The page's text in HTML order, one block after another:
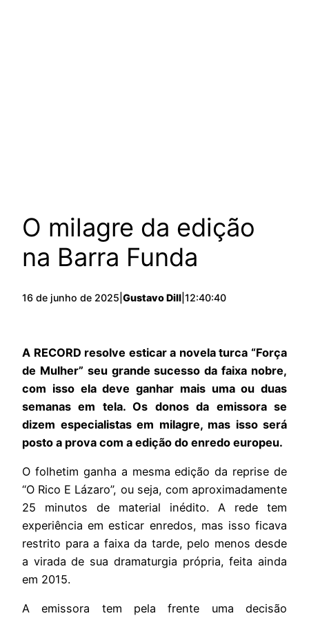
O milagre da edição
na Barra Funda
16 de junho de 2025 Gustavo Dill 12:40:40
A RECORD resolve esticar a novela turca “Força
de Mulher” seu grande sucesso da faixa nobre,
com isso ela deve ganhar mais uma ou duas
semanas em tela. Os donos da emissora se
dizem especialistas em milagre, mas isso será
posto a prova com a edição do enredo europeu.
O folhetim ganha a mesma edição da reprise de
“O Rico E Lázaro”, ou seja, com aproximadamente
25 minutos de material inédito. A rede tem
experiência em esticar enredos, mas isso ficava
restrito para a faixa da tarde, pelo menos desde
a virada de sua dramaturgia própria, feita ainda
em 2015.
A emissora tem pela frente uma decisão